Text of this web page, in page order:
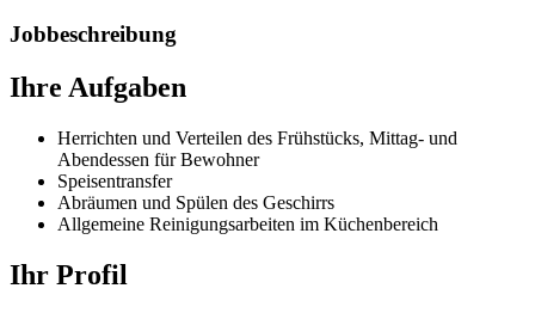
Jobbeschreibung
Ihre Aufgaben
Herrichten und Verteilen des Frühstücks, Mittag- und
Abendessen für Bewohner
Speisentransfer
Abräumen und Spülen des Geschirrs
Allgemeine Reinigungsarbeiten im Küchenbereich
Ihr Profil